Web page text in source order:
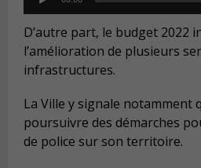
Player
D’autre part, le budget 2022
l’amélioration de plusieurs
infrastructures.
La Ville y signale notamment
poursuivre des démarches
de police sur son territoire.